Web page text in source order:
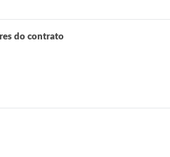
do contrato